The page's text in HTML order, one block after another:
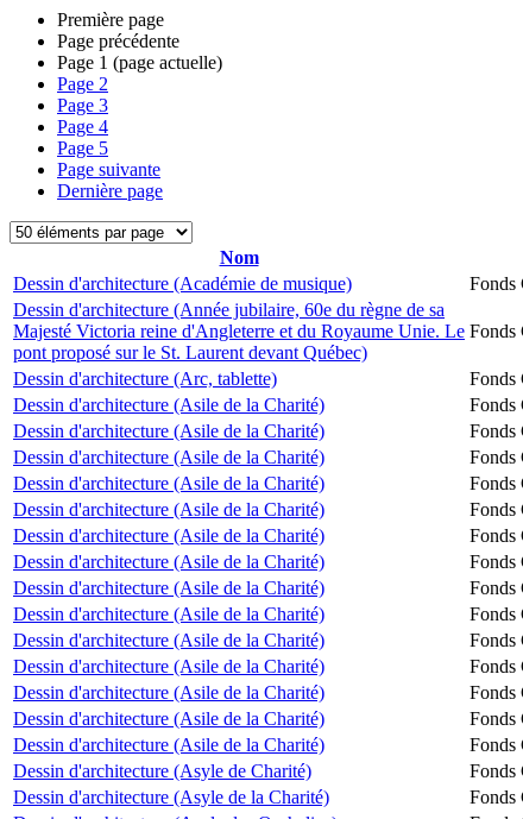
Première page
Page précédente
Page 1 (page actuelle)
Page 2
Page 3
Page 4
Page 5
Page suivante
Dernière page
Nom
Dessin d'architecture (Académie de musique)
Fonds
Dessin d'architecture (Année jubilaire, 60e du règne de sa
Majesté Victoria reine d'Angleterre et du Royaume Unie. Le
pont proposé sur le St. Laurent devant Québec)
Fonds
Dessin d'architecture (Arc, tablette) Fonds
Dessin d'architecture (Asile de la Charité)
Fonds
Dessin d'architecture (Asile de la Charité)
Fonds
Dessin d'architecture (Asile de la Charité)
Fonds
Dessin d'architecture (Asile de la Charité)
Fonds
Dessin d'architecture (Asile de la Charité)
Fonds
Dessin d'architecture (Asile de la Charité)
Fonds
Dessin d'architecture (Asile de la Charité)
Fonds
Dessin d'architecture (Asile de la Charité)
Fonds
Dessin d'architecture (Asile de la Charité)
Fonds
Dessin d'architecture (Asile de la Charité)
Fonds
Dessin d'architecture (Asile de la Charité)
Fonds
Dessin d'architecture (Asile de la Charité)
Fonds
Dessin d'architecture (Asile de la Charité)
Fonds
Dessin d'architecture (Asile de la Charité)
Fonds
Dessin d'architecture (Asyle de Charité)
Fonds
Dessin d'architecture (Asyle de la Charité)
Fonds